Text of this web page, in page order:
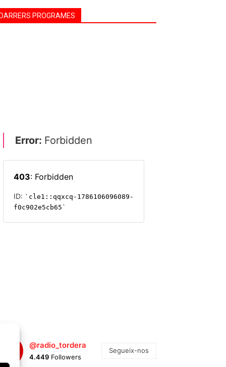
PROGRAMES
@radio_tordera
4.449 Followers
Segueix-nos